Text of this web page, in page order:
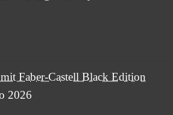
Faber-Castell Black Edition
2026